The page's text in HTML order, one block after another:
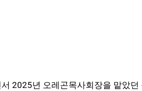
2025년 오레곤목사회장을 맡았